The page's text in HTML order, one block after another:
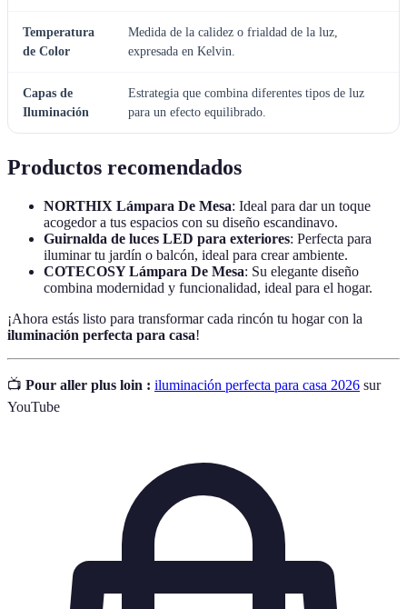
Temperatura
de Color
Medida de la calidez o frialdad de la luz,
expresada en Kelvin.
Capas de
Iluminación
Estrategia que combina diferentes tipos de luz
para un efecto equilibrado.
Productos recomendados
NORTHIX Lámpara De Mesa: Ideal para dar un toque
acogedor a tus espacios con su diseño escandinavo.
Guirnalda de luces LED para exteriores: Perfecta para
iluminar tu jardín o balcón, ideal para crear ambiente.
COTECOSY Lámpara De Mesa: Su elegante diseño
combina modernidad y funcionalidad, ideal para el hogar.
¡Ahora estás listo para transformar cada rincón tu hogar con la
iluminación perfecta para casa!
📺 Pour aller plus loin : iluminación perfecta para casa 2026 sur
YouTube